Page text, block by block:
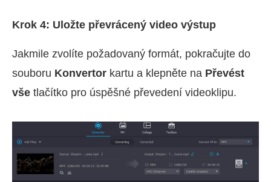
Krok 4: Uložte převrácený video výstup
Jakmile zvolíte požadovaný formát, pokračujte do
souboru Konvertor kartu a klepněte na Převést
vše tlačítko pro úspěšné převedení videoklipu.